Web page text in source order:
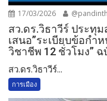
17/03/2026
สว.ดร.วิธา​วีร์​ ประทุ​
เสนอ”ระเบียบข้อกำ
วิชาชีพ​ 12 ชั่วโมง​”
สว.ดร.วิธา​วีร์​...
การเมือง